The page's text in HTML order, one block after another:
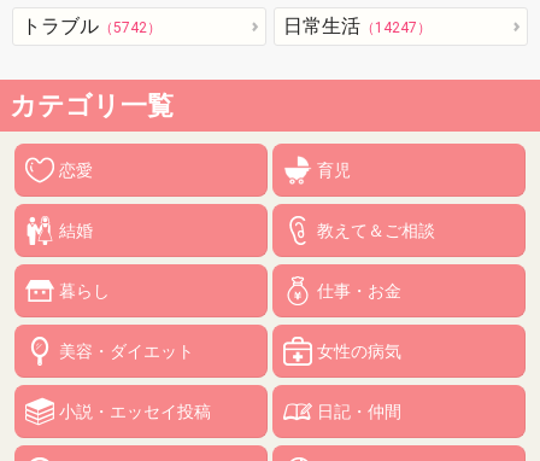
トラブル （5742） 日常生活 （14247）
カテゴリ一覧
恋愛 育児
結婚 教えて＆ご相談
暮らし 仕事・お金
美容・ダイエット 女性の病気
小説・エッセイ投稿 日記・仲間